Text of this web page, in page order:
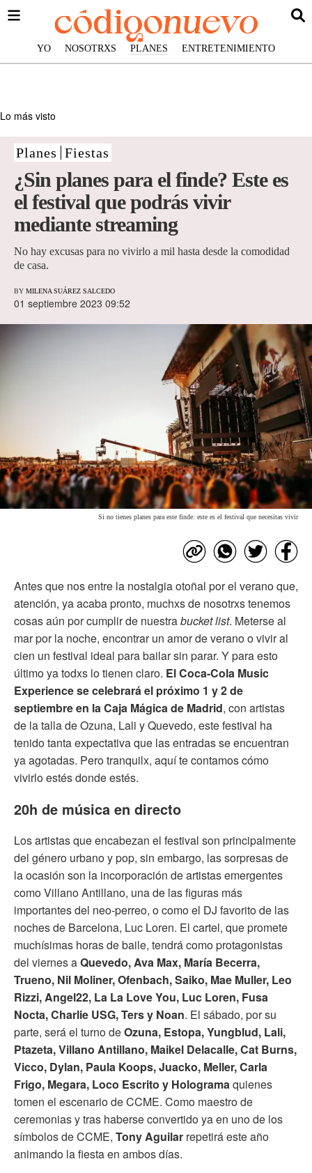
YO NOSOTRXS PLANES ENTRETENIMIENTO
Lo más visto
Planes Fiestas
¿Sin planes para el finde? Este es
el festival que podrás vivir
mediante streaming
No hay excusas para no vivirlo a mil hasta desde la comodidad
de casa.
BY MILENA SUÁREZ SALCEDO
01 septiembre 2023 09:52
Si no tienes planes para este finde: este es el festival que necesitas vivir
Antes que nos entre la nostalgia otoñal por el verano que,
atención, ya acaba pronto, muchxs de nosotrxs tenemos
cosas aún por cumplir de nuestrabucket list. Meterse al
mar por la noche, encontrar un amor de verano o vivir al
cien un festival ideal para bailar sin parar. Y para esto
último ya todxs lo tienen claro. El Coca-Cola Music
Experience se celebrará el próximo 1 y 2 de
septiembre en la Caja Mágica de Madrid, con artistas
de la talla de Ozuna, Lali y Quevedo, este festival ha
tenido tanta expectativa que las entradas se encuentran
ya agotadas. Pero tranquilx, aquí te contamos cómo
vivirlo estés donde estés.
20h de música en directo
Los artistas que encabezan el festival son principalmente
del género urbano y pop, sin embargo, las sorpresas de
la ocasión son la incorporación de artistas emergentes
como Villano Antillano, una de las figuras más
importantes del neo-perreo, o como el DJ favorito de las
noches de Barcelona, Luc Loren. El cartel, que promete
muchísimas horas de baile, tendrá como protagonistas
del viernes aQuevedo, Ava Max, María Becerra,
Trueno, Nil Moliner, Ofenbach, Saiko, Mae Muller, Leo
Rizzi, Angel22, La La Love You, Luc Loren, Fusa
Nocta, Charlie USG, Ters y Noan. El sábado, por su
parte, será el turno deOzuna, Estopa, Yungblud, Lali,
Ptazeta, Villano Antillano, Maikel Delacalle, Cat Burns,
Vicco, Dylan, Paula Koops, Juacko, Meller, Carla
Frigo, Megara, Loco Escrito y Hologramaquienes
tomen el escenario de CCME. Como maestro de
ceremonias y tras haberse convertido ya en uno de los
símbolos de CCME, Tony Aguilar repetirá este año
animando la fiesta en ambos días.